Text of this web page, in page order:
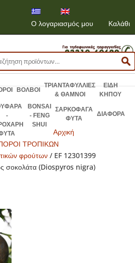
Ο λογαριασμός μου
Καλάθι
ΒΟΛΒΟΙ
ΤΡΙΑΝΤΑΦΥΛΛΙΕΣ
& ΘΑΜΝΟΙ
ΕΙΔΗ
ΚΗΠΟΥ
-
BONSAI
- FENG
SHUI
ΣΑΡΚΟΦΑΓΑ
ΦΥΤΑ
ΔΙΑΦΟΡΑ
Αρχική
ΤΡΟΠΙΚΩΝ
φρούτων/ EF 12301399
σοκολάτα (Diospyros nigra)